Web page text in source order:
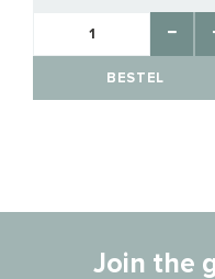
BESTEL
Join the